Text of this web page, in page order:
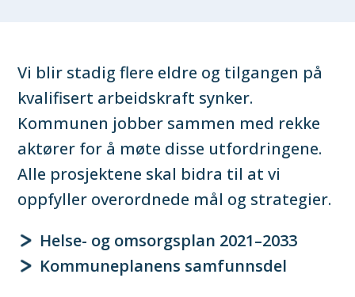
Vi blir stadig flere eldre og tilgangen på
kvalifisert arbeidskraft synker.
Kommunen jobber sammen med rekke
aktører for å møte disse utfordringene.
Alle prosjektene skal bidra til at vi
oppfyller overordnede mål og strategier.
Helse- og omsorgsplan 2021–2033
Kommuneplanens samfunnsdel